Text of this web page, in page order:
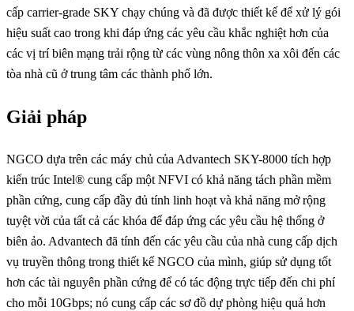
cấp carrier-grade SKY chạy chúng và đã được thiết kế để xử lý gói
hiệu suất cao trong khi đáp ứng các yêu cầu khắc nghiệt hơn của
các vị trí biên mạng trải rộng từ các vùng nông thôn xa xôi đến các
tòa nhà cũ ở trung tâm các thành phố lớn.
Giải pháp
NGCO dựa trên các máy chủ của Advantech SKY-8000 tích hợp
kiến ​​trúc Intel® cung cấp một NFVI có khả năng tách phần mềm
phần cứng, cung cấp đầy đủ tính linh hoạt và khả năng mở rộng
tuyệt vời của tất cả các khóa để đáp ứng các yêu cầu hệ thống ở
biên ảo. Advantech đã tính đến các yêu cầu của nhà cung cấp dịch
vụ truyền thông trong thiết kế NGCO của mình, giúp sử dụng tốt
hơn các tài nguyên phần cứng để có tác động trực tiếp đến chi phí
cho mỗi 10Gbps; nó cung cấp các sơ đồ dự phòng hiệu quả hơn